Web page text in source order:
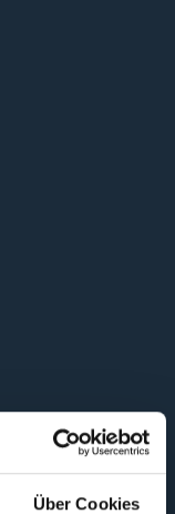
Über Cookies